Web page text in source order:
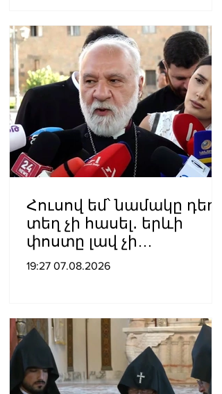
Հուսով եմ՝ նամակը դեռ
տեղ չի հասել․ երևի
փոստը լավ չի
աշխատում․ Նաթան
մասին
19:27 07.08.2026